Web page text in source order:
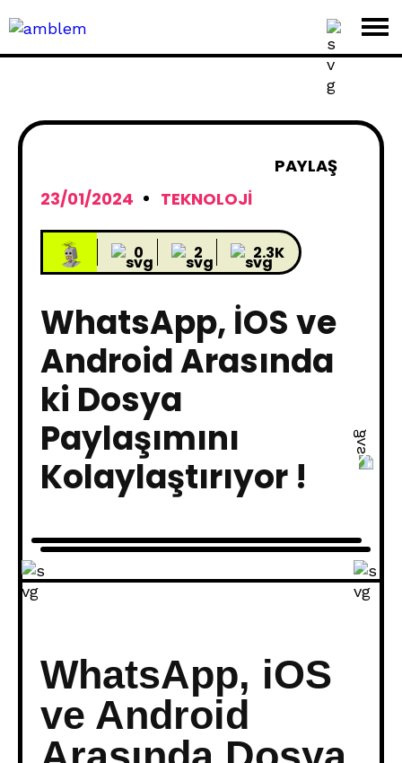
PAYLAŞ
23/01/2024
TEKNOLOJI
0 2 2.3K
WhatsApp, İOS ve
Android Arasında
ki Dosya
Paylaşımını
Kolaylaştırıyor !
WhatsApp, iOS
ve Android